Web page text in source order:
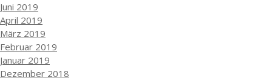
Juni 2019
April 2019
März 2019
Februar 2019
Januar 2019
Dezember 2018